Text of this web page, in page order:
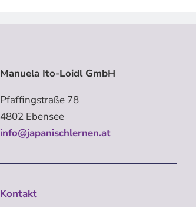
Manuela Ito-Loidl GmbH
Pfaffingstraße 78
4802 Ebensee
info@japanischlernen.at
Kontakt